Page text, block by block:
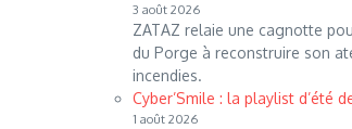
3 août 2026
ZATAZ relaie une cagnotte
du Porge à reconstruire son
incendies.
Cyber’Smile : la playlist d’été
1 août 2026